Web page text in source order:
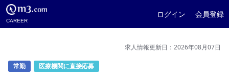
CAREER
ログイン 会員登録
求人情報更新日：2026年08月07日
常勤 医療機関に直接応募